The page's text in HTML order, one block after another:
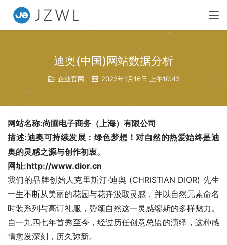
迪奥(中国)网站数据分析
企业官网 2023年1月16日 上午10:43
网站名称:尚圃电子商务（上海）有限公司
描述:迪奥可持续发展：绿色梦想！对自然的热爱始终是迪
奥的灵感之源与创作初衷。
网址:http://www.dior.cn
我们的品牌创始人克里斯汀·迪奥 (CHRISTIAN DIOR) 先生
一生不断从美丽的花园与花卉汲取灵感，并以自然元素命名
时装系列与高订礼服，赞颂自然这一灵感缪斯的多样魅力。
自一九四七年首秀至今，经过历任创意总监的演绎，这种感
情愈发深刻，历久弥新。